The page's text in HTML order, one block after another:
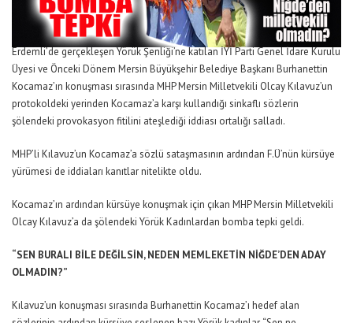
Erdemli’de gerçekleşen Yörük Şenliği’ne katılan İYİ Parti Genel İdare Kurulu
Üyesi ve Önceki Dönem Mersin Büyükşehir Belediye Başkanı Burhanettin
Kocamaz’ın konuşması sırasında MHP Mersin Milletvekili Olcay Kılavuz’un
protokoldeki yerinden Kocamaz’a karşı kullandığı sinkaflı sözlerin
şölendeki provokasyon fitilini ateşlediği iddiası ortalığı salladı.
MHP’li Kılavuz’un Kocamaz’a sözlü sataşmasının ardından F.Ü’nün kürsüye
yürümesi de iddiaları kanıtlar nitelikte oldu.
Kocamaz’ın ardından kürsüye konuşmak için çıkan MHP Mersin Milletvekili
Olcay Kılavuz’a da şölendeki Yörük Kadınlardan bomba tepki geldi.
“SEN BURALI BİLE DEĞİLSİN, NEDEN MEMLEKETİN NİĞDE’DEN ADAY
OLMADIN?”
Kılavuz’un konuşması sırasında Burhanettin Kocamaz’ı hedef alan